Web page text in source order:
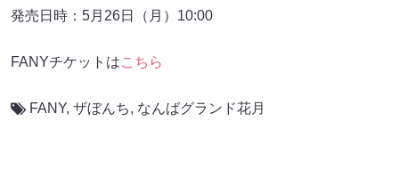
発売日時：5月26日（月）10:00
FANYチケットはこちら
FANY, ザぼんち, なんばグランド花月